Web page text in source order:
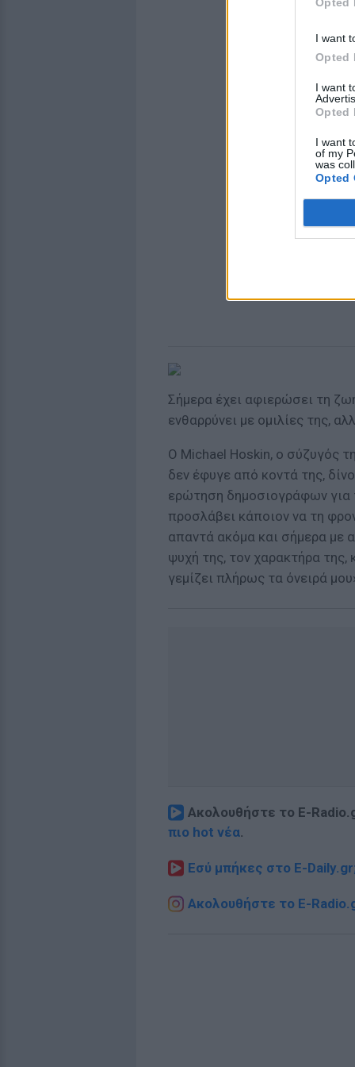
I want
Opted
I want
Opted
I want
of my
was
Opted
Σήμερα έχει αφιερώσει τη
ενθαρρύνει με ομιλίες της,
Ο Michael Hoskin, ο σύζυγός
δεν έφυγε από κοντά της,
ερώτηση δημοσιογράφων για
προσλάβει κάποιον να τη
απαντά ακόμα και σήμερα με
ψυχή της, τον χαρακτήρα της,
γεμίζει πλήρως τα όνειρά
Ακολουθήστε το E-
πιο hot νέα.
Εσύ μπήκες στο E-
Ακολουθήστε το E-